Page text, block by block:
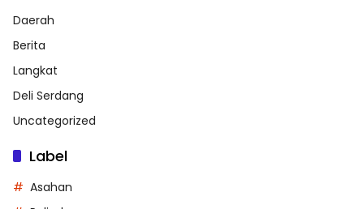
Daerah
Berita
Langkat
Deli Serdang
Uncategorized
Label
Asahan